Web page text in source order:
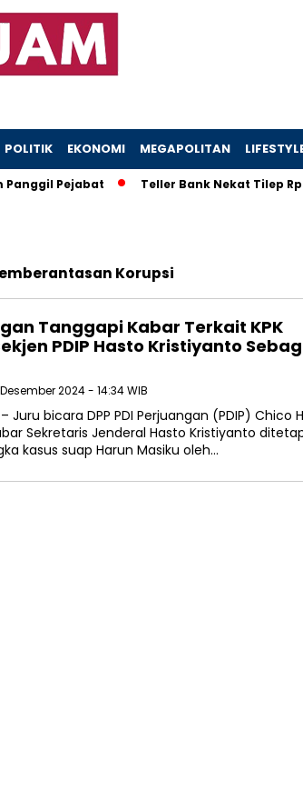
POLITIK EKONOMI MEGAPOLITAN
Pejabat Teller Bank Nekat Tilep
Korupsi
Tanggapi Kabar Terkait KPK
PDIP Hasto Kristiyanto
2024 - 14:34 WIB
Juru bicara DPP PDI Perjuangan (PDIP) Chico
Sekretaris Jenderal Hasto Kristiyanto
kasus suap Harun Masiku oleh…